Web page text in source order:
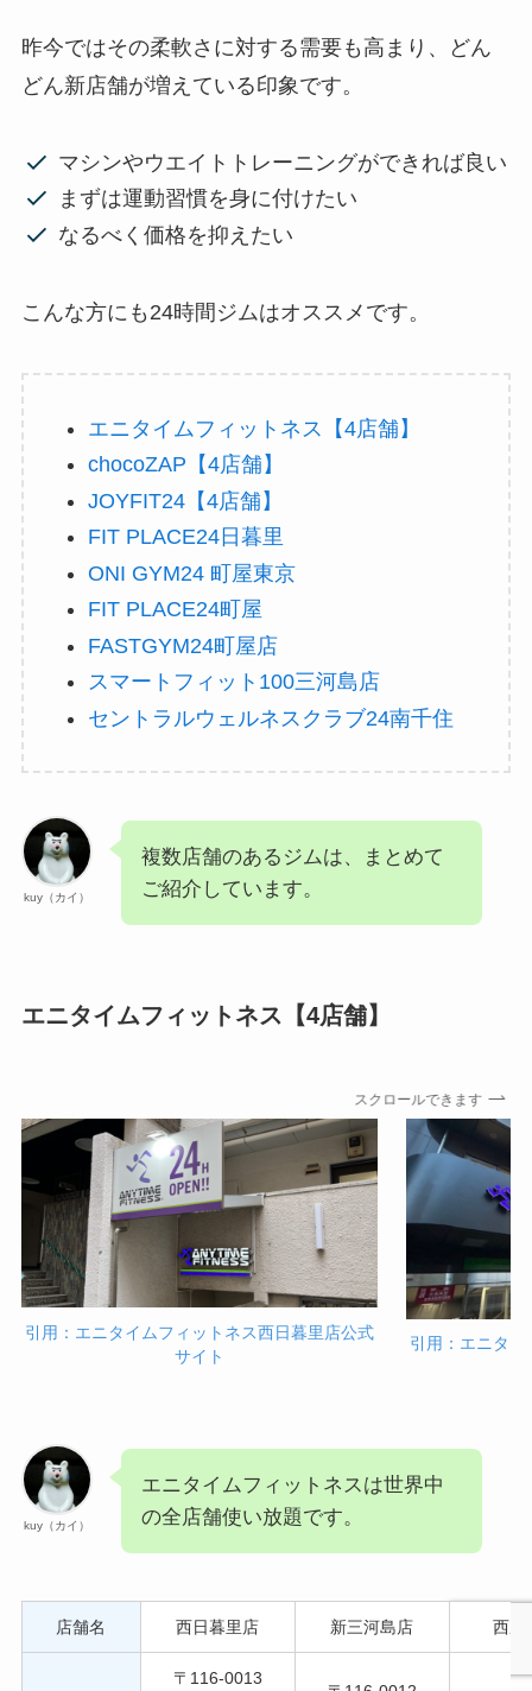
昨今ではその柔軟さに対する需要も高まり、どん
どん新店舗が増えている印象です。
マシンやウエイトトレーニングができれば良い
まずは運動習慣を身に付けたい
なるべく価格を抑えたい
こんな方にも24時間ジムはオススメです。
エニタイムフィットネス【4店舗】
chocoZAP【4店舗】
JOYFIT24【4店舗】
FIT PLACE24日暮里
ONI GYM24 町屋東京
FIT PLACE24町屋
FASTGYM24町屋店
スマートフィット100三河島店
セントラルウェルネスクラブ24南千住
kuy（カイ）
複数店舗のあるジムは、まとめて
ご紹介しています。
エニタイムフィットネス【4店舗】
スクロールできます
引用：エニタイムフィットネス西日暮里店公式
サイト
引用：エニタ
kuy（カイ）
エニタイムフィットネスは世界中
の全店舗使い放題です。
店舗名 西日暮里店 新三河島店 西尾
〒116-0013